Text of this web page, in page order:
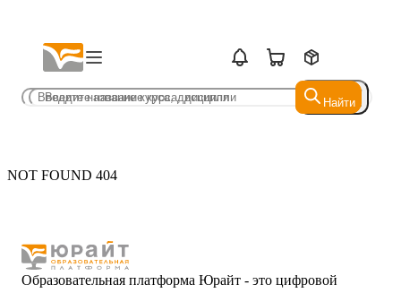
Найти
Найти
NOT FOUND 404
Образовательная платформа Юрайт - это цифровой